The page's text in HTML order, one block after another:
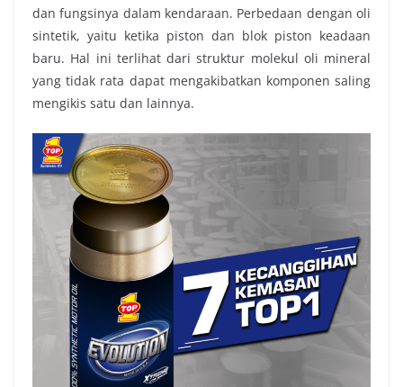
dan fungsinya dalam kendaraan. Perbedaan dengan oli
sintetik, yaitu ketika piston dan blok piston keadaan
baru. Hal ini terlihat dari struktur molekul oli mineral
yang tidak rata dapat mengakibatkan komponen saling
mengikis satu dan lainnya.